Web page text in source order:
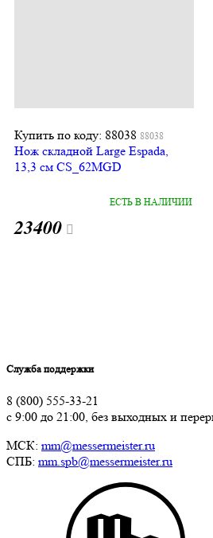
Купить по коду: 88038 88038
Нож складной Large Espada,
13,3 см CS_62MGD
23400
ЕСТЬ В НАЛИЧИИ
Служба поддержки
8 (800) 555-33-21
с 9:00 до 21:00, без выходных и
МСК: mm@messermeister.ru
СПБ: mm.spb@messermeister.ru